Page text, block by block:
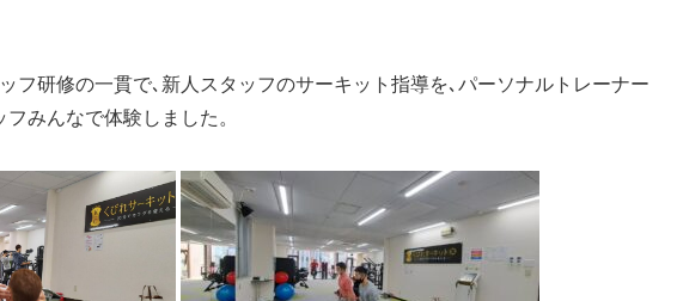
フ研修の一貫で､新人スタッフのサーキット指導を､パーソナルトレーナー
みんなで体験しました。